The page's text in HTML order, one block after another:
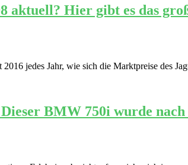
aktuell? Hier gibt es das
jedes Jahr, wie sich die Marktpreise des
Dieser BMW 750i wurde